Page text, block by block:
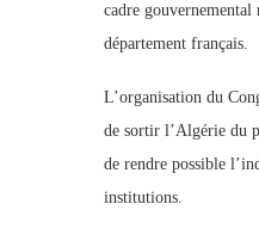
cadre
département français.
L’organisation du
de sortir l’Algérie du
de rendre possible
institutions.